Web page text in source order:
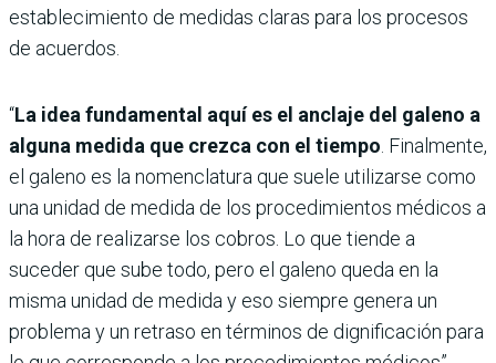
establecimiento de medidas claras para los procesos
de acuerdos.
“La idea fundamental aquí es el anclaje del galeno a
alguna medida que crezca con el tiempo. Finalmente,
el galeno es la nomenclatura que suele utilizarse como
una unidad de medida de los procedimientos médicos a
la hora de realizarse los cobros. Lo que tiende a
suceder que sube todo, pero el galeno queda en la
misma unidad de medida y eso siempre genera un
problema y un retraso en términos de dignificación para